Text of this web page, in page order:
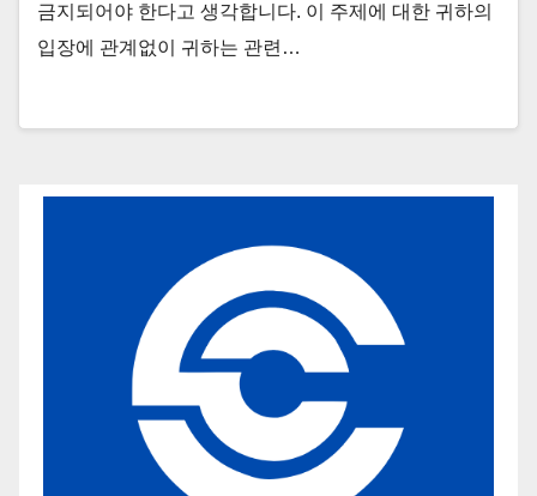
금지되어야 한다고 생각합니다. 이 주제에 대한 귀하의
입장에 관계없이 귀하는 관련…